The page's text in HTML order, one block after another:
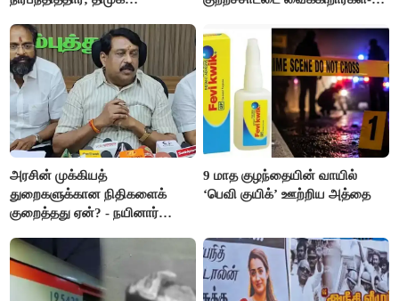
தொடர்கிறோம்”- மதிமுக
எம்.எல்.ஏக்கள் பரபரப்பு பேட்டி
அரசின் முக்கியத்
துறைகளுக்கான நிதிகளைக்
குறைத்தது ஏன்? - நயினார்
9 மாத குழந்தையின் வாயில்
‘பெவி குயிக்’ ஊற்றிய அத்தை